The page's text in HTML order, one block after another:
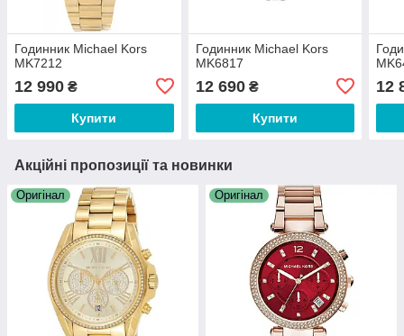
Годинник Michael Kors
MK7212
12 990 ₴
Купити
Годинник Michael Kors
MK6817
12 690₴
Купити
12
Акційні пропозиції та новинки
Оригінал Оригінал